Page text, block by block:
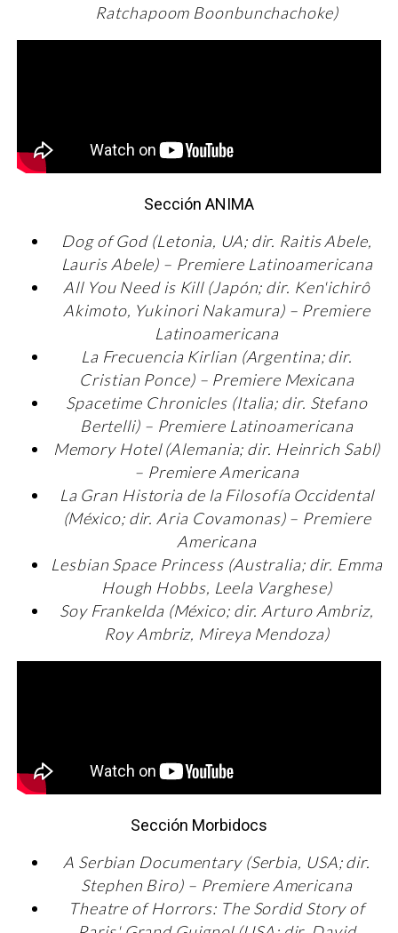
Ratchapoom Boonbunchachoke)
Sección ANIMA
Dog of God (Letonia, UA; dir. Raitis Abele,
Lauris Abele) – Premiere Latinoamericana
All You Need is Kill (Japón; dir. Ken'ichirô
Akimoto, Yukinori Nakamura) – Premiere
Latinoamericana
La Frecuencia Kirlian (Argentina; dir.
Cristian Ponce) – Premiere Mexicana
Spacetime Chronicles (Italia; dir. Stefano
Bertelli) – Premiere Latinoamericana
Memory Hotel (Alemania; dir. Heinrich Sabl)
– Premiere Americana
La Gran Historia de la Filosofía Occidental
(México; dir. Aria Covamonas) – Premiere
Americana
Lesbian Space Princess (Australia; dir. Emma
Hough Hobbs, Leela Varghese)
Soy Frankelda (México; dir. Arturo Ambriz,
Roy Ambriz, Mireya Mendoza)
Sección Morbidocs
A Serbian Documentary (Serbia, USA; dir.
Stephen Biro) – Premiere Americana
Theatre of Horrors: The Sordid Story of